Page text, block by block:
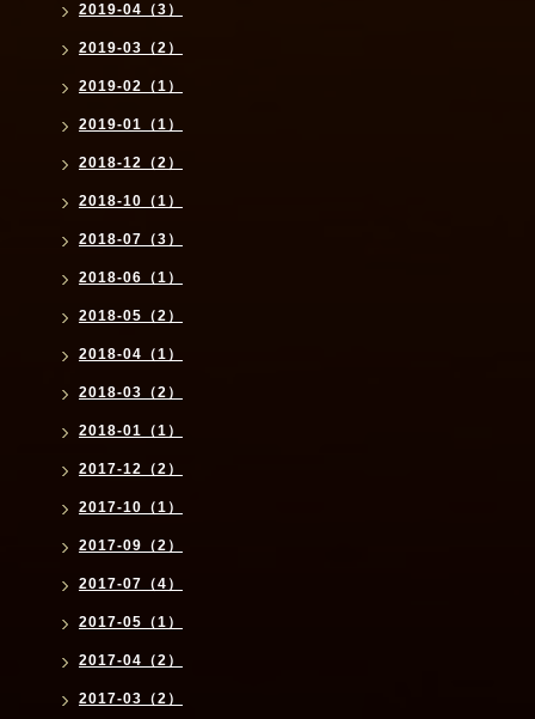
2019-04（3）
2019-03（2）
2019-02（1）
2019-01（1）
2018-12（2）
2018-10（1）
2018-07（3）
2018-06（1）
2018-05（2）
2018-04（1）
2018-03（2）
2018-01（1）
2017-12（2）
2017-10（1）
2017-09（2）
2017-07（4）
2017-05（1）
2017-04（2）
2017-03（2）